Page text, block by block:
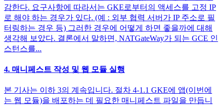
감한다. 요구사항에 따라서는 GKE로부터의 액세스를 고정 IP
로 해야 하는 경우가 있다. (예 : 외부 협력 서버가 IP 주소로 필
터링하는 경우 등) 그러한 경우에 어떻게 하면 좋을까에 대해
생각해 보았다. 결론에서 말하면, NATGateWay가 되는 GCE 인
스턴스를...
4. 매니페스트 작성 및 웹 모듈 실행
본 기사는 이하 3의 계속입니다. 절차 4-1.1 GKE에 앱(이번에
는 웹 모듈)을 배포하는 데 필요한 매니페스트 파일을 만듭니